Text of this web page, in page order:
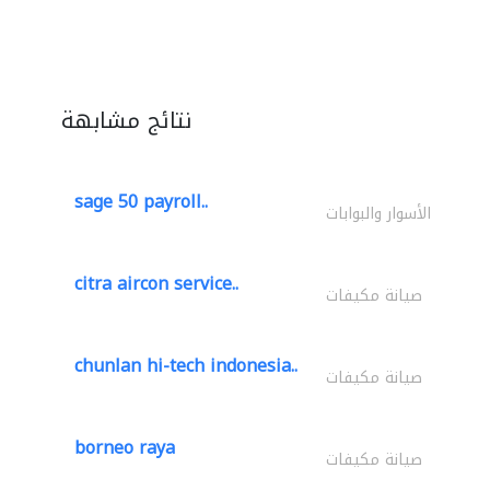
نتائج مشابهة
sage 50 payroll.. الأسوار والبوابات
citra aircon service.. صيانة مكيفات
chunlan hi-tech indonesia.. صيانة مكيفات
borneo raya صيانة مكيفات